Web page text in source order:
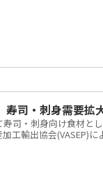
司・刺身需要拡
司・刺身向け食材と
輸出協会(VASEP)に